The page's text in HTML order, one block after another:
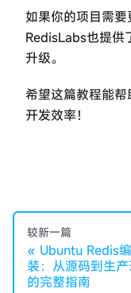
如果你的项目需要
RedisLabs也提供
升级。
希望这篇教程能
开发效率！
较新一篇
Ubuntu Redis
装：从源码到生
的完整指南